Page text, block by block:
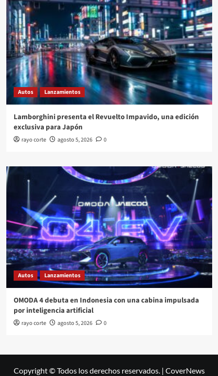
Autos Lanzamientos
Lamborghini presenta el Revuelto Impavido, una edición
exclusiva para Japón
rayo corte agosto 5, 2026 0
Autos Lanzamientos
OMODA 4 debuta en Indonesia con una cabina impulsada
por inteligencia artificial
rayo corte agosto 5, 2026 0
Copyright © Todos los derechos reservados. | CoverNews